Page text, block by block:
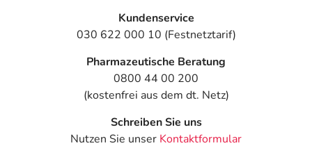
Kundenservice
030 622 000 10 (Festnetztarif)
Pharmazeutische Beratung
0800 44 00 200
(kostenfrei aus dem dt. Netz)
Schreiben Sie uns
Nutzen Sie unser Kontaktformular